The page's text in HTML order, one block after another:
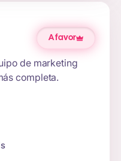
A favor
de marketing
completa.